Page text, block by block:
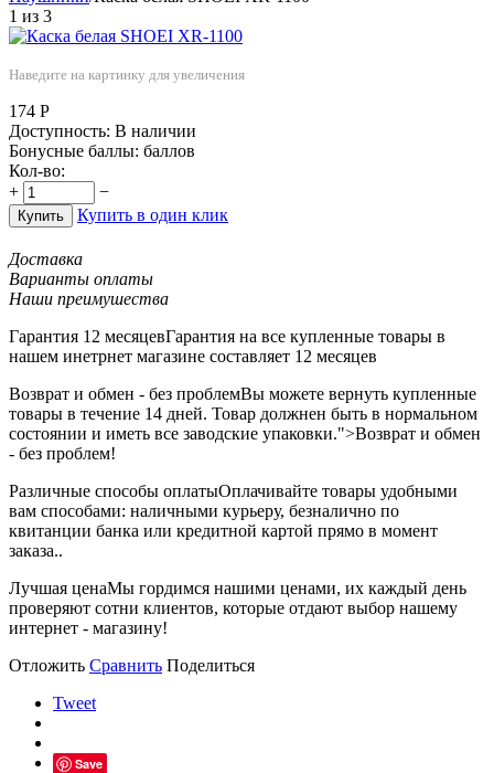
1 из 3
Наведите на картинку для увеличения
174 Р
Доступность: В наличии
Бонусные баллы: баллов
Кол-во:
+
−
Купить Купить в один клик
Доставка
Варианты оплаты
Наши преимушества
Гарантия 12 месяцевГарантия на все купленные товары в
нашем инетрнет магазине составляет 12 месяцев
Возврат и обмен - без проблемВы можете вернуть купленные
товары в течение 14 дней. Товар должнен быть в нормальном
состоянии и иметь все заводские упаковки.">Возврат и обмен
- без проблем!
Различные способы оплатыОплачивайте товары удобными
вам способами: наличными курьеру, безналично по
квитанции банка или кредитной картой прямо в момент
заказа..
Лучшая ценаМы гордимся нашими ценами, их каждый день
проверяют сотни клиентов, которые отдают выбор нашему
интернет - магазину!
Отложить Сравнить Поделиться
Tweet
Save